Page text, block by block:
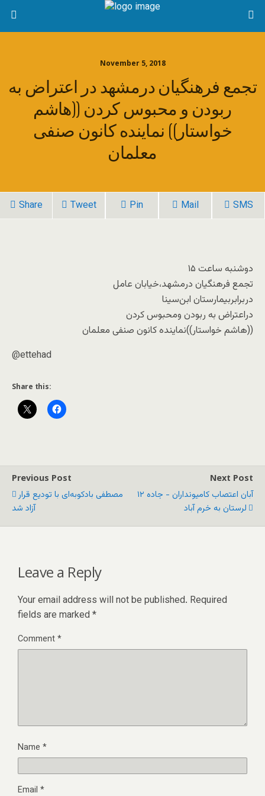
November 5, 2018
تجمع فرهنگیان درمشهد در اعتراض به
ربودن و محبوس کردن ((هاشم
خواستار)) نماینده کانون صنفی
معلمان
Share Tweet Pin Mail SMS
دوشنبه ساعت ۱۵
تجمع فرهنگیان درمشهد،خیابان عامل
دربرابربیمارستان ابن‌سینا
دراعتراض به ربودن ومحبوس کردن
((هاشم خواستار))نماینده کانون صنفی معلمان
@ettehad
Share this:
Previous Post
مصطفی بادکوبه‌ای با تودیع قرار
آزاد شد
Next Post
۱۲ آبان اعتصاب کامیونداران - جاده
لرستان به خرم آباد
Leave a Reply
Your email address will not be published. Required
fields are marked *
Comment*
Name *
Email *